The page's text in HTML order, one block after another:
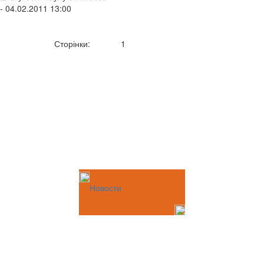
- 04.02.2011 13:00
Сторінки: 1
Новости